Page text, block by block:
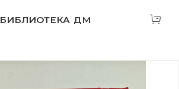
БИБЛИОТЕКА ДМ